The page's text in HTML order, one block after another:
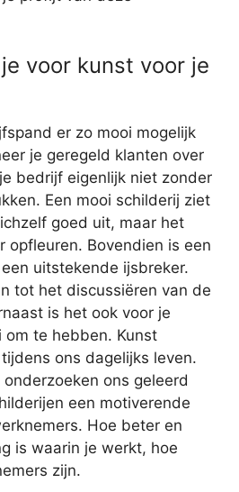
voor kunst voor je
er zo mooi mogelijk
je geregeld klanten over
bedrijf eigenlijk niet zonder
Een mooi schilderij ziet
goed uit, maar het
opfleuren. Bovendien is een
uitstekende ijsbreker.
tot het discussiëren van de
is het ook voor je
om te hebben. Kunst
ons dagelijks leven.
ons geleerd
een motiverende
Hoe beter en
is waarin je werkt, hoe
zijn.